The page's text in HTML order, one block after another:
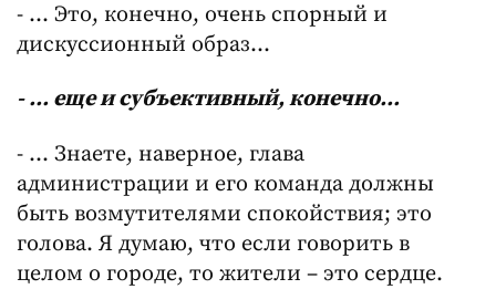
- … Это, конечно, очень спорный и
дискуссионный образ…
- … еще и субъективный, конечно…
- … Знаете, наверное, глава
администрации и его команда должны
быть возмутителями спокойствия; это
голова. Я думаю, что если говорить в
целом о городе, то жители – это сердце.